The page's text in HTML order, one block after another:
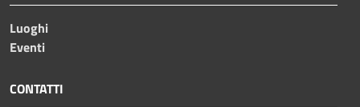
Luoghi
Eventi
CONTATTI